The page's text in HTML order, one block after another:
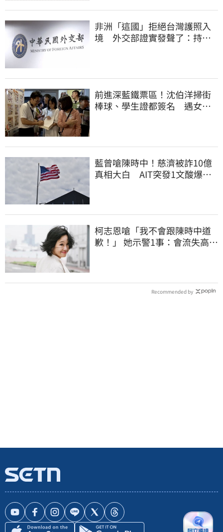
非洲「這國」拒絕台灣護照入
境 外交部證實發聲了：持續
前進深藍鐵票區！沈伯洋掃街
棒球、學生證都簽名 遇女子
藍曾嗆陳時中！慈濟被詐10億
真相大白 AIT突發1文酸爆…
柯志恩嗆「我不會跟陳時中道
歉！」 她示警1事：會流失高雄
Recommended by